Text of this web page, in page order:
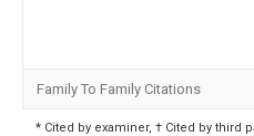
Family To Family Citations
* Cited by examiner, † Cited by third